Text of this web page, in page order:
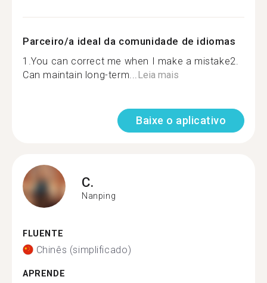
Parceiro/a ideal da comunidade de idiomas
1.You can correct me when I make a mistake2.
Can maintain long-term...Leia mais
Baixe o aplicativo
C.
Nanping
FLUENTE
Chinês (simplificado)
APRENDE